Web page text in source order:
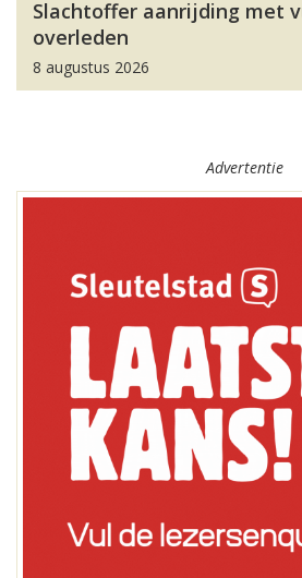
Slachtoffer aanrijding met
overleden
8 augustus 2026
Advertentie